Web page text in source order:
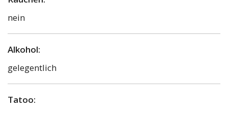
nein
Alkohol:
gelegentlich
Tatoo: